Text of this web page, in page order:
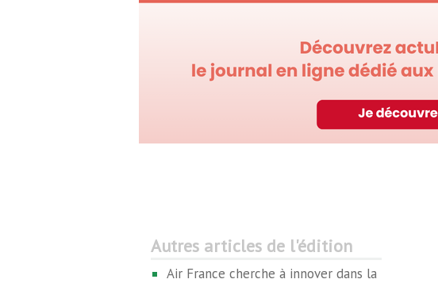
Autres articles de l'édition
Air France cherche à innover dans la